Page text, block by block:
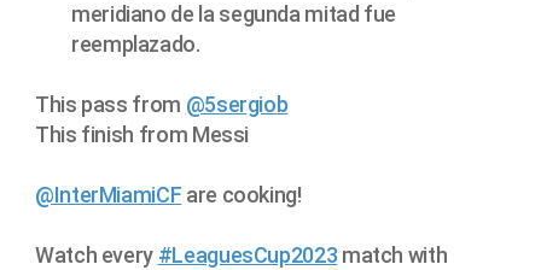
meridiano de la segunda mitad fue
reemplazado.
This pass from @5sergiob
This finish from Messi
@InterMiamiCF are cooking!
Watch every #LeaguesCup2023 match with